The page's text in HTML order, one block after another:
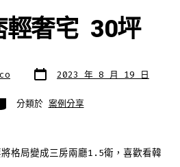
輕奢宅 30坪
發
表
2023 年 8 月 19 日
分類於 案例分享
格局變成三房兩廳1.5衛，喜歡看韓